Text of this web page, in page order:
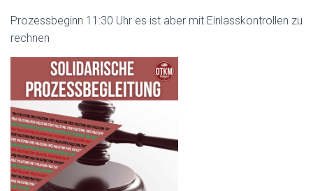
Prozessbeginn 11:30 Uhr es ist aber mit Einlasskontrollen zu
rechnen